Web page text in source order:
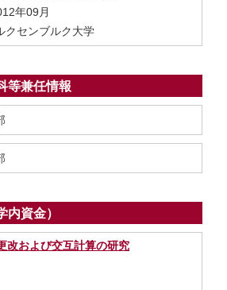
年09月
センブルク大学
等兼任情報
内資金）
改および交互計算の研究